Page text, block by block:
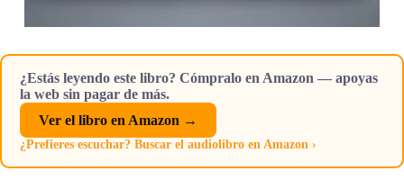
¿Estás leyendo este libro? Cómpralo en Amazon — apoyas
la web sin pagar de más.
Ver el libro en Amazon →
¿Prefieres escuchar? Buscar el audiolibro en Amazon ›